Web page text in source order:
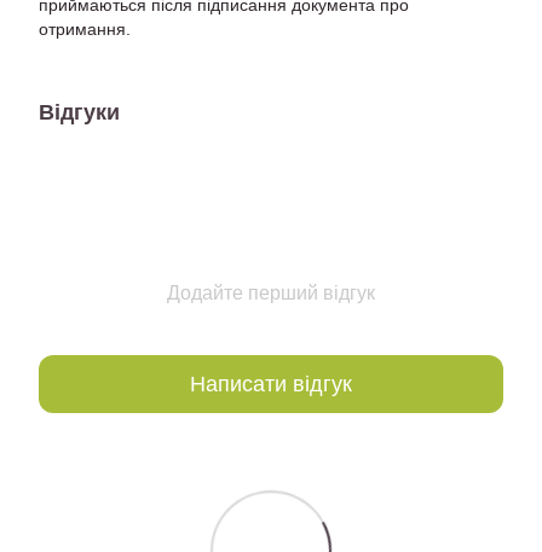
приймаються після підписання документа про
отримання.
Відгуки
Додайте перший відгук
Написати відгук